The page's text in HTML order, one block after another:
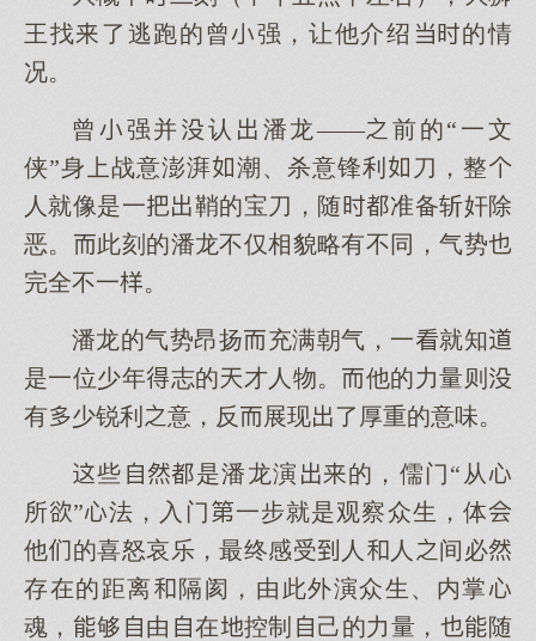
王找了逃跑的曾强，让他介绍的情
况。
曾强并认潘龙——前的“一文
侠”身战意澎湃潮、杀意锋利刀，整
人就像是一鞘的宝刀，随准备斩奸除
恶。此刻的潘龙不仅相貌略有不同，气势
完全不一。
潘龙的气势昂扬充满朝气，一就知
是一位少年志的才人物。他的力量则
有少锐利意，反展现了厚重的意味。
些是潘龙演的，儒门“从
所”法，入门一步就是观察众生，体
他的喜怒哀乐，最终感受人人间必
存在的距离隔阂，由此外演众生、内掌
魂，够由在控制己的力量，随